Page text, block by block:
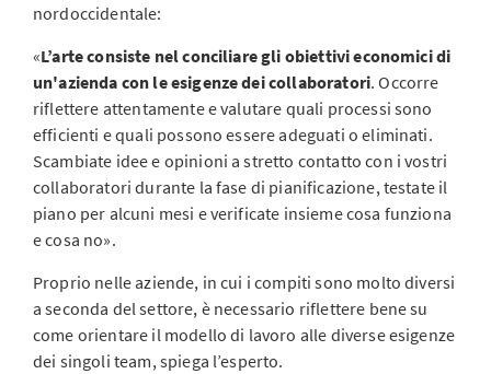
nordoccidentale:
«L’arte consiste nel conciliare gli obiettivi economici di
un'azienda con le esigenze dei collaboratori. Occorre
riflettere attentamente e valutare quali processi sono
efficienti e quali possono essere adeguati o eliminati.
Scambiate idee e opinioni a stretto contatto con i vostri
collaboratori durante la fase di pianificazione, testate il
piano per alcuni mesi e verificate insieme cosa funziona
e cosa no».
Proprio nelle aziende, in cui i compiti sono molto diversi
a seconda del settore, è necessario riflettere bene su
come orientare il modello di lavoro alle diverse esigenze
dei singoli team, spiega l’esperto.